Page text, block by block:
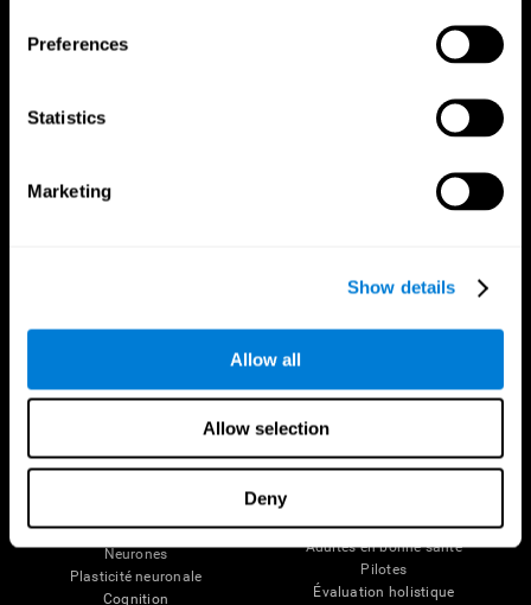
Preferences
Statistics
Marketing
Show details
Allow all
Allow selection
Deny
Nous suivre
Votre Cerveau
Les parties du cerveau
Neurones
Plasticité neuronale
Cognition
Recherche
Jeux d'ordinateur
Adultes en bonne santé
Pilotes
Évaluation holistique